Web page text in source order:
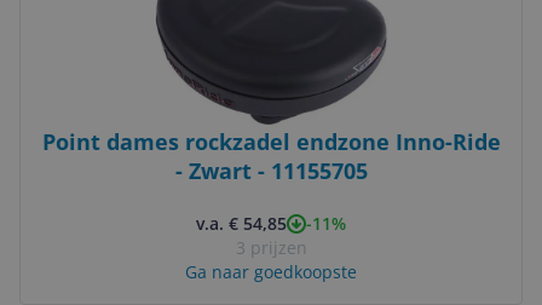
Point dames rockzadel endzone Inno-Ride
- Zwart - 11155705
v.a. € 54,85
-11%
3 prijzen
Ga naar goedkoopste